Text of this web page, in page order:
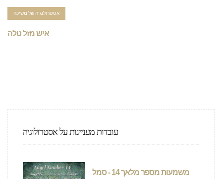
אסטרולוגיה של משיכה
איש מזל טלה
עובדות מעניינות על אסטרולוגיה
משמעות מספר מלאך 14 - סמל